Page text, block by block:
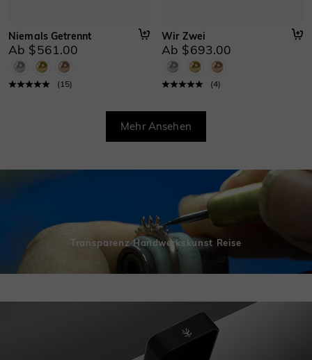
Niemals Getrennt
Ab $561.00
( 15)
Wir Zwei
Ab $693.00
(4)
Mehr Ansehen
Transparenz Handwerkskunst Reise